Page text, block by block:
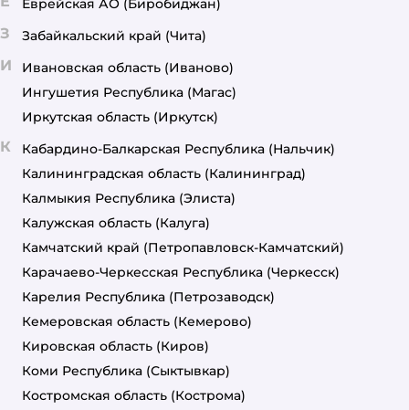
З Забайкальский край (Чита)
И Ивановская область (Иваново)
Ингушетия Республика (Магас)
Иркутская область (Иркутск)
К Кабардино-Балкарская Республика (Нальчик)
Калининградская область (Калининград)
Калмыкия Республика (Элиста)
Калужская область (Калуга)
Камчатский край (Петропавловск-Камчатский)
Карачаево-Черкесская Республика (Черкесск)
Карелия Республика (Петрозаводск)
Кемеровская область (Кемерово)
Кировская область (Киров)
Коми Республика (Сыктывкар)
Костромская область (Кострома)